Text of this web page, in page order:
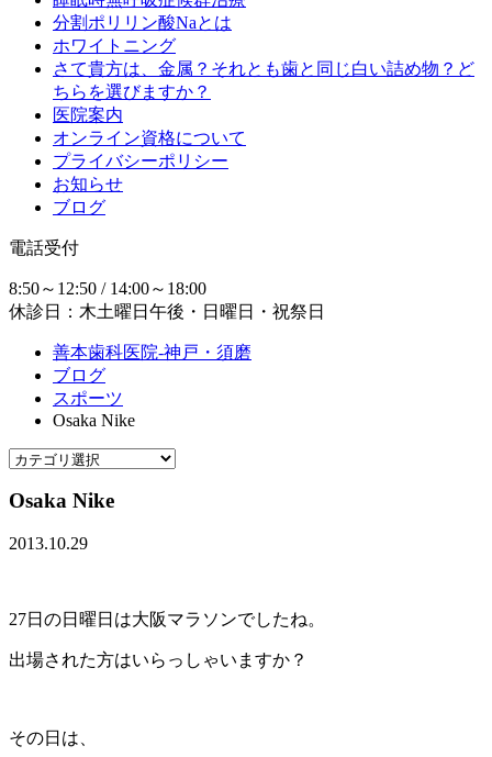
分割ポリリン酸Naとは
ホワイトニング
さて貴方は、金属？それとも歯と同じ白い詰め物？ど
ちらを選びますか？
医院案内
オンライン資格について
プライバシーポリシー
お知らせ
ブログ
電話受付
8:50～12:50 / 14:00～18:00
休診日：木土曜日午後・日曜日・祝祭日
善本歯科医院-神戸・須磨
ブログ
スポーツ
Osaka Nike
Osaka Nike
2013.10.29
27日の日曜日は大阪マラソンでしたね。
出場された方はいらっしゃいますか？
その日は、